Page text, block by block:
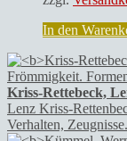
In den
Kriss-Rettebeck,
Lenz Kriss-
Verhalten, Zeugnisse.